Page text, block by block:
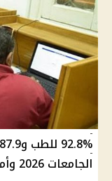
الجامعات 2026 وأماكن المرحلة الثانية